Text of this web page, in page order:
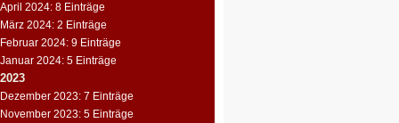
April 2024: 8 Einträge
März 2024: 2 Einträge
Februar 2024: 9 Einträge
Januar 2024: 5 Einträge
2023
Dezember 2023: 7 Einträge
November 2023: 5 Einträge